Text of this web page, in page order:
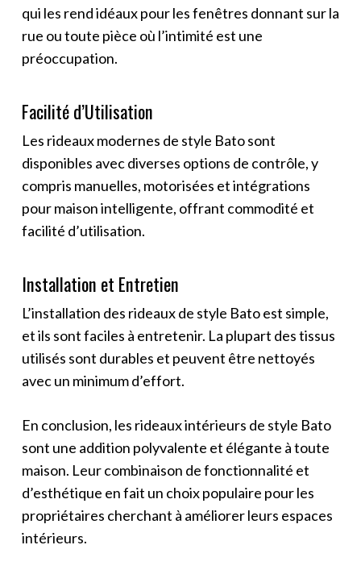
qui les rend idéaux pour les fenêtres donnant sur la
rue ou toute pièce où l’intimité est une
préoccupation.
Facilité d’Utilisation
Les rideaux modernes de style Bato sont
disponibles avec diverses options de contrôle, y
compris manuelles, motorisées et intégrations
pour maison intelligente, offrant commodité et
facilité d’utilisation.
Installation et Entretien
L’installation des rideaux de style Bato est simple,
et ils sont faciles à entretenir. La plupart des tissus
utilisés sont durables et peuvent être nettoyés
avec un minimum d’effort.
En conclusion, les rideaux intérieurs de style Bato
sont une addition polyvalente et élégante à toute
maison. Leur combinaison de fonctionnalité et
d’esthétique en fait un choix populaire pour les
propriétaires cherchant à améliorer leurs espaces
intérieurs.